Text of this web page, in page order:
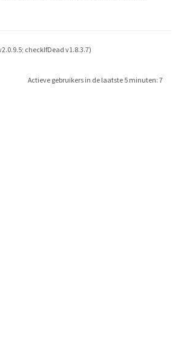
checkIfDead v1.8.3.7)
Actieve gebruikers in de laatste 5 minuten: 7